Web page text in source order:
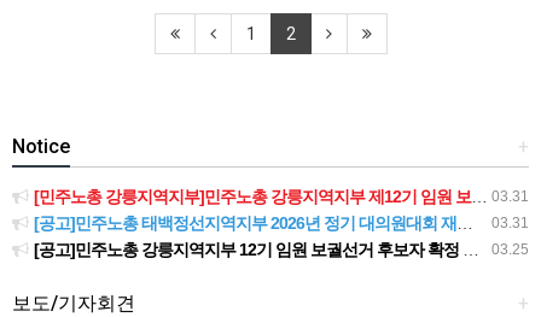
1 2
+
Notice
03.31
[민주노총 강릉지역지부]민주노총 강릉지역지부 제12기 임원 보궐선거결과 공고
03.31
[공고]민주노총 태백정선지역지부 2026년 정기 대의원대회 재소집 건
03.25
[공고]민주노총 강릉지역지부 12기 임원 보궐선거 후보자 확정 공고
+
보도/기자회견